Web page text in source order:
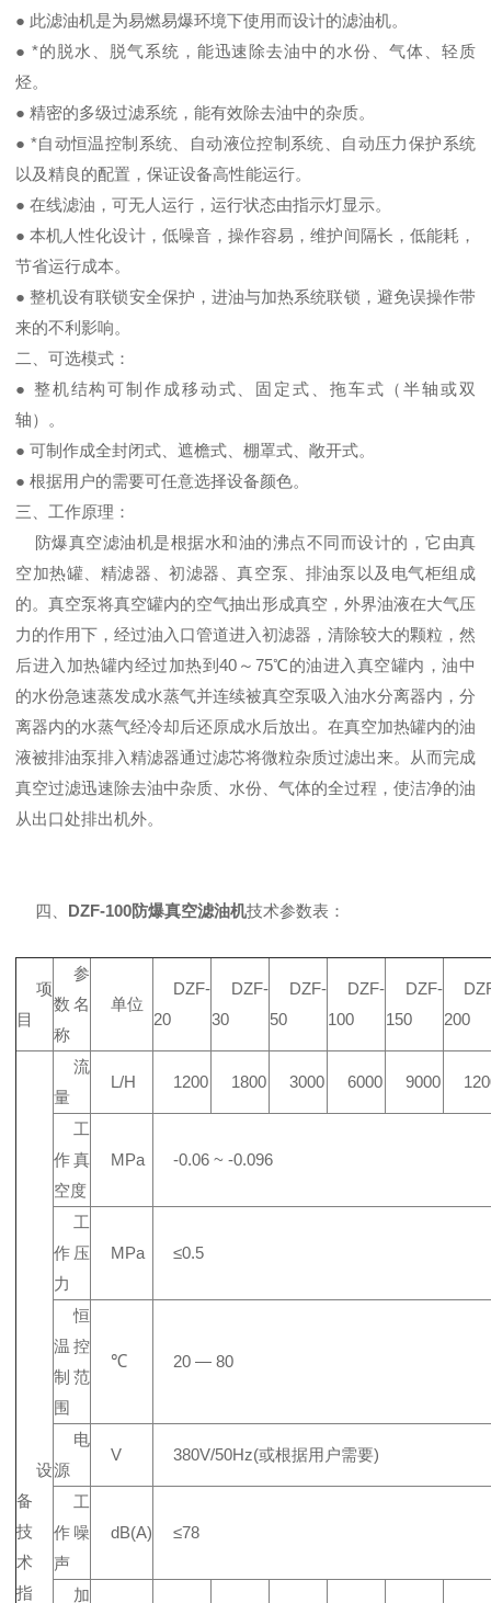
● 此滤油机是为易燃易爆环境下使用而设计的滤油机。
● *的脱水、脱气系统，能迅速除去油中的水份、气体、轻质
烃。
● 精密的多级过滤系统，能有效除去油中的杂质。
● *自动恒温控制系统、自动液位控制系统、自动压力保护系统
以及精良的配置，保证设备高性能运行。
● 在线滤油，可无人运行，运行状态由指示灯显示。
● 本机人性化设计，低噪音，操作容易，维护间隔长，低能耗，
节省运行成本。
● 整机设有联锁安全保护，进油与加热系统联锁，避免误操作带
来的不利影响。
二、可选模式：
● 整机结构可制作成移动式、固定式、拖车式（半轴或双
轴）。
● 可制作成全封闭式、遮檐式、棚罩式、敞开式。
● 根据用户的需要可任意选择设备颜色。
三、工作原理：
防爆真空滤油机是根据水和油的沸点不同而设计的，它由真
空加热罐、精滤器、初滤器、真空泵、排油泵以及电气柜组成
的。真空泵将真空罐内的空气抽出形成真空，外界油液在大气压
力的作用下，经过油入口管道进入初滤器，清除较大的颗粒，然
后进入加热罐内经过加热到40～75℃的油进入真空罐内，油中
的水份急速蒸发成水蒸气并连续被真空泵吸入油水分离器内，分
离器内的水蒸气经冷却后还原成水后放出。在真空加热罐内的油
液被排油泵排入精滤器通过滤芯将微粒杂质过滤出来。从而完成
真空过滤迅速除去油中杂质、水份、气体的全过程，使洁净的油
从出口处排出机外。
四、 DZF-100防爆真空滤油机技术参数表：
项
目
参
数名
称
单位
DZF-
20
DZF-
30
DZF-
50
DZF-
100
DZF-
150
200
设
备
技
术
指
流
量
L/H 1200 1800 3000 6000 9000
工
作真
空度
MPa -0.06 ~ -0.096
工
作压
力
MPa ≤0.5
恒
温控
制范
围
℃ 20 — 80
电
源
V 380V/50Hz(或根据用户需要)
工
作噪
声
dB(A) ≤78
加